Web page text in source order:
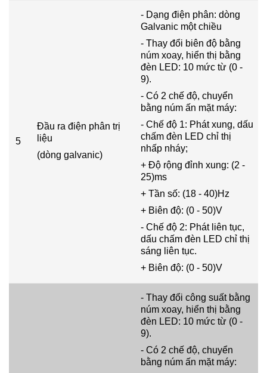
5
Đầu ra điện phân trị
liệu
(dòng galvanic)
- Dạng điện phân: dòng
Galvanic một chiều
- Thay đổi biên độ bằng
núm xoay, hiển thị bằng
đèn LED: 10 mức từ (0 -
9).
- Có 2 chế độ, chuyển
bằng núm ấn mặt máy:
- Chế độ 1: Phát xung, dấu
chấm đèn LED chỉ thị
nhấp nháy;
+ Độ rộng đỉnh xung: (2 -
25)ms
+ Tần số: (18 - 40)Hz
+ Biên độ: (0 - 50)V
- Chế độ 2: Phát liên tục,
dấu chấm đèn LED chỉ thị
sáng liên tục.
+ Biên độ: (0 - 50)V
- Thay đổi công suất bằng
núm xoay, hiển thị bằng
đèn LED: 10 mức từ (0 -
9).
- Có 2 chế độ, chuyển
bằng núm ấn mặt máy: